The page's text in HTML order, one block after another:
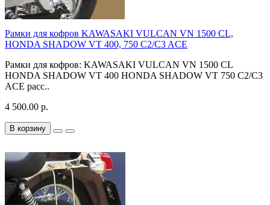
Рамки для кофров KAWASAKI VULCAN VN 1500 CL,
HONDA SHADOW VT 400, 750 C2/C3 ACE
Рамки для кофров: KAWASAKI VULCAN VN 1500 CL
HONDA SHADOW VT 400 HONDA SHADOW VT 750 C2/C3
ACE расс..
4 500.00 р.
В корзину